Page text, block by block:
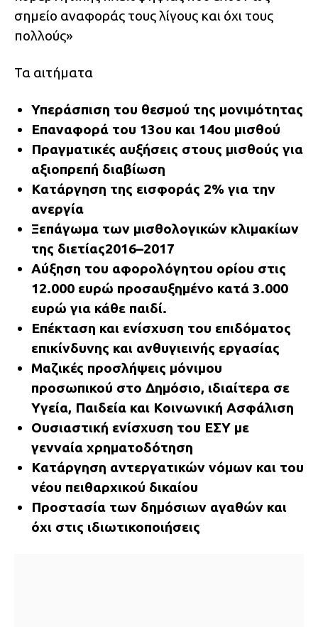
σημείο αναφοράς τους λίγους και όχι τους
πολλούς»
Τα αιτήματα
Υπεράσπιση του θεσμού της μονιμότητας
Επαναφορά του 13ου και 14ου μισθού
Πραγματικές αυξήσεις στους μισθούς για
αξιοπρεπή διαβίωση
Κατάργηση της εισφοράς 2% για την
ανεργία
Ξεπάγωμα των μισθολογικών κλιμακίων
της διετίας2016–2017
Αύξηση του αφορολόγητου ορίου στις
12.000 ευρώ προσαυξημένο κατά 3.000
ευρώ για κάθε παιδί.
Επέκταση και ενίσχυση του επιδόματος
επικίνδυνης και ανθυγιεινής εργασίας
Μαζικές προσλήψεις μόνιμου
προσωπικού στο Δημόσιο, ιδιαίτερα σε
Υγεία, Παιδεία και Κοινωνική Ασφάλιση
Ουσιαστική ενίσχυση του ΕΣΥ με
γενναία χρηματοδότηση
Κατάργηση αντεργατικών νόμων και του
νέου πειθαρχικού δικαίου
Προστασία των δημόσιων αγαθών και
όχι στις ιδιωτικοποιήσεις